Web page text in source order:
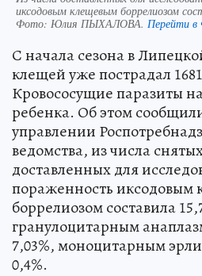
иксодовым клещевым боррелиозом
Фото: Юлия ПЫХАЛОВА. Перейти
С начала сезона в
клещей уже пострадал
Кровососущие паразиты
ребенка. Об этом
управлении
ведомства, из числа
доставленных для
пораженность иксодовым
боррелиозом составила
гранулоцитарным
7,03%, моноцитарным
0,4%.